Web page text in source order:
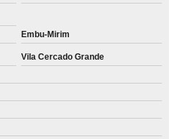
Embu-Mirim
Vila Cercado Grande